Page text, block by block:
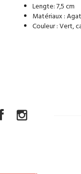
Lengte: 7,5 cm
Matériaux :
Couleur : Vert,